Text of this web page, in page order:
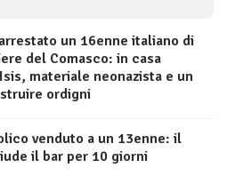
un 16enne italiano di
del Comasco: in casa
materiale neonazista e un
ordigni
venduto a un 13enne: il
il bar per 10 giorni